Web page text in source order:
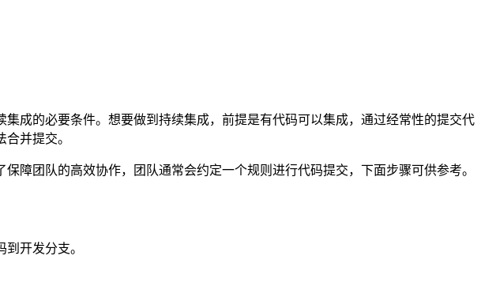
成的必要条件。想要做到持续集成，前提是有代码可以集成，通过经常性的提交代
并提交。
障团队的高效协作，团队通常会约定一个规则进行代码提交，下面步骤可供参考。
开发分支。